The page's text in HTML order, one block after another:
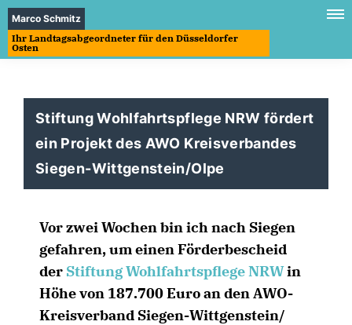
Marco Schmitz
Ihr Landtagsabgeordneter für den Düsseldorfer
Osten
Stiftung Wohlfahrtspflege NRW fördert
ein Projekt des AWO Kreisverbandes
Siegen-Wittgenstein/Olpe
Vor zwei Wochen bin ich nach Siegen
gefahren, um einen Förderbescheid
der Stiftung Wohlfahrtspflege NRWin
Höhe von 187.700 Euro an den AWO-
Kreisverband Siegen-Wittgenstein/